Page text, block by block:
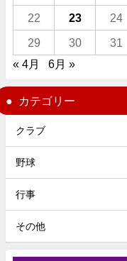
22 23 24
29 30
31
« 4月
6月 »
カテゴリー
クラブ
野球
行事
その他